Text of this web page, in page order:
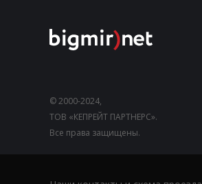
© 2000-2024,
ТОВ «КЕПРЕЙТ ПАРТНЕРС».
Все права защищены.